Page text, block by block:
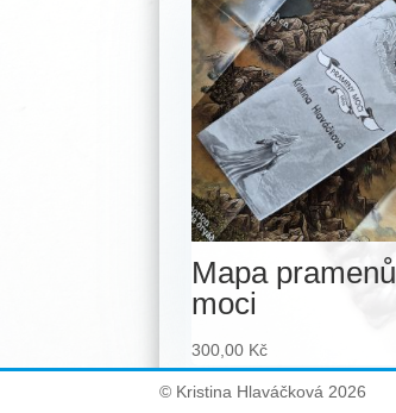
Mapa pramenů
moci
300,00 Kč
© Kristina Hlaváčková 2026